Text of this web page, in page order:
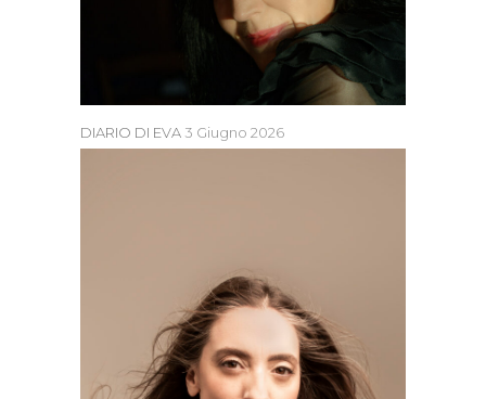
DIARIO DI EVA 3 Giugno 2026